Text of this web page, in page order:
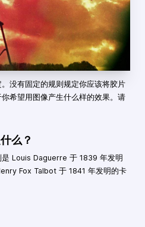
没有固定的规则规定你应该将胶片
希望用图像产生什么样的效果。请
么？
Louis Daguerre 于 1839 年发明
Fox Talbot 于 1841 年发明的卡